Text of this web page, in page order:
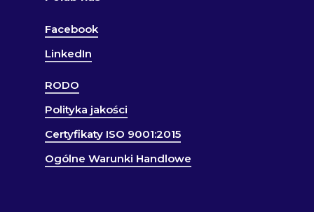
Facebook
LinkedIn
RODO
Polityka jakości
Certyfikaty ISO 9001:2015
Ogólne Warunki Handlowe